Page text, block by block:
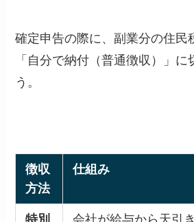
確定申告の際に、副業分の住民
「自分で納付（普通徴収）」に
う。
徴収
方法
仕組み
特別
会社が給与から天引